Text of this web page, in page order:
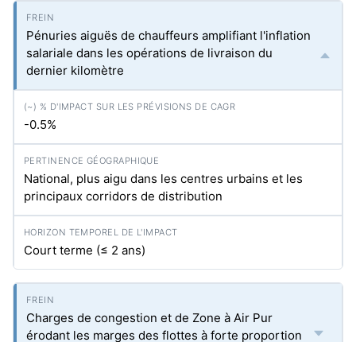
Pénuries aiguës de chauffeurs amplifiant l'inflation
salariale dans les opérations de livraison du
dernier kilomètre
-0.5%
National, plus aigu dans les centres urbains et les
principaux corridors de distribution
Court terme (≤ 2 ans)
Charges de congestion et de Zone à Air Pur
érodant les marges des flottes à forte proportion